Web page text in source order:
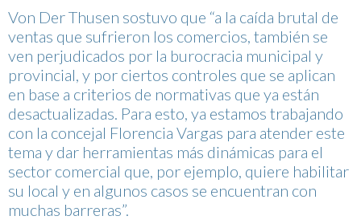
Von Der Thusen sostuvo que “a la caída brutal de
ventas que sufrieron los comercios, también se
ven perjudicados por la burocracia municipal y
provincial, y por ciertos controles que se aplican
en base a criterios de normativas que ya están
desactualizadas. Para esto, ya estamos trabajando
con la concejal Florencia Vargas para atender este
tema y dar herramientas más dinámicas para el
sector comercial que, por ejemplo, quiere habilitar
su local y en algunos casos se encuentran con
muchas barreras”.